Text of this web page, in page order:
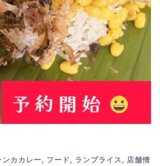
ンカカレー, フード, ランプライス, 店舗情